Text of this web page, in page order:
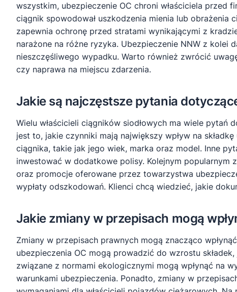
wszystkim, ubezpieczenie OC chroni właściciela
ciągnik spowodował uszkodzenia mienia lub obrażenia
zapewnia ochronę przed stratami wynikającymi z
narażone na różne ryzyka. Ubezpieczenie NNW z
nieszczęśliwego wypadku. Warto również zwrócić
czy naprawa na miejscu zdarzenia.
Jakie są najczęstsze pytania
Wielu właścicieli ciągników siodłowych ma wiele
jest to, jakie czynniki mają największy wpływ na
ciągnika, takie jak jego wiek, marka oraz model. Inne
inwestować w dodatkowe polisy. Kolejnym popularnym
oraz promocje oferowane przez towarzystwa
wypłaty odszkodowań. Klienci chcą wiedzieć, jakie
Jakie zmiany w przepisach mogą
Zmiany w przepisach prawnych mogą znacząco
ubezpieczenia OC mogą prowadzić do wzrostu
związane z normami ekologicznymi mogą wpłynąć na
warunkami ubezpieczenia. Ponadto, zmiany w